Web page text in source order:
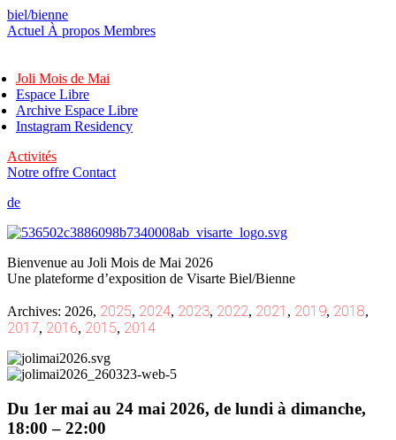
biel/bienne
Actuel À propos Membres
Joli Mois de Mai
Espace Libre
Archive Espace Libre
Instagram Residency
Activités
Notre offre Contact
de
Bienvenue au Joli Mois de Mai 2026
Une plateforme d’exposition de Visarte Biel/Bienne
Archives: 2026, 2025, 2024, 2023, 2022, 2021 , 2019, 2018,
2017, 2016, 2015, 2014
Du 1er mai au 24 mai 2026, de lundi à dimanche,
18:00 – 22:00